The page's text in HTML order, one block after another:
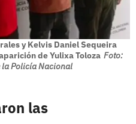
y Kelvis Daniel Sequeira
de Yulixa Toloza Foto:
la Policía Nacional
las